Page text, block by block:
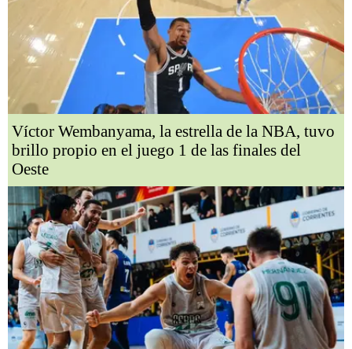
Víctor Wembanyama, la estrella de la NBA, tuvo
brillo propio en el juego 1 de las finales del
Oeste